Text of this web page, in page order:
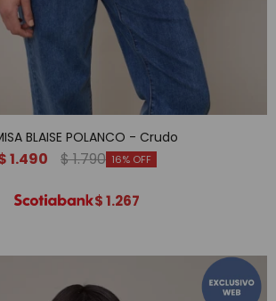
BLAISE POLANCO - Crudo
1.490 $1.790 16
$1.267